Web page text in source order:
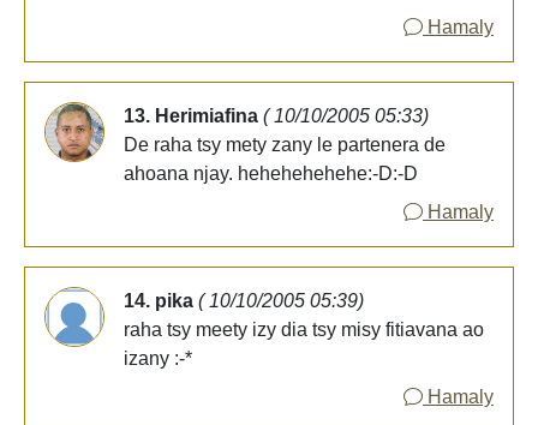
Hamaly
13. Herimiafina ( 10/10/2005 05:33)
De raha tsy mety zany le partenera de
ahoana njay. hehehehehehe:-D:-D
Hamaly
14. pika ( 10/10/2005 05:39)
raha tsy meety izy dia tsy misy fitiavana ao
izany :-*
Hamaly